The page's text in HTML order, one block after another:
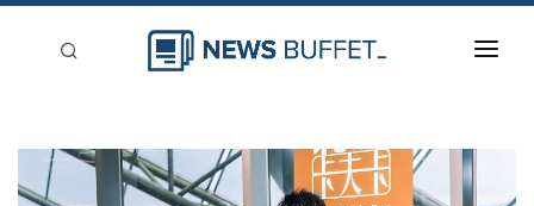
新聞稿分類